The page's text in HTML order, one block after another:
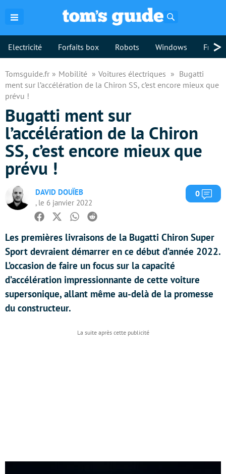
Electricité Forfaits box Robots Windows >
Tomsguide.fr Mobilité Voitures électriques
Bugatti
ment sur l’accélération de la Chiron SS, c’est encore mieux que
prévu !
Bugatti ment sur
l’accélération de la Chiron
SS, c’est encore mieux que
prévu !
DAVID DOUÏEB
, le 6 janvier 2022
0
Facebook
TwitterWhatsapp
Reddit
Les premières livraisons de la Bugatti Chiron Super
Sport devraient démarrer en ce début d’année 2022.
L’occasion de faire un focus sur la capacité
d’accélération impressionnante de cette voiture
supersonique, allant même au-delà de la promesse
du constructeur.